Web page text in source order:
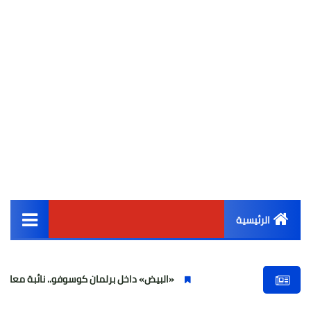
الرئيسية
أخبار مصر
«البيض» داخل برلمان كوسوفو.. نائبة معارضة تهاجم